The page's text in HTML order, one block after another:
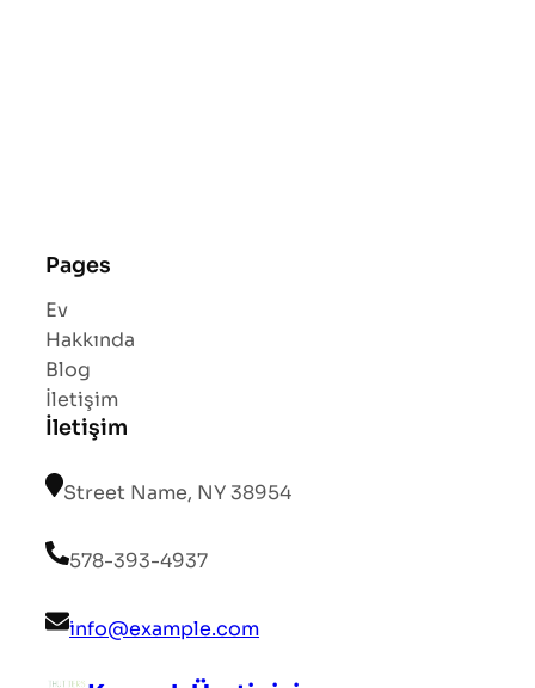
Pages
Ev
Hakkında
Blog
İletişim
İletişim
Street Name, NY 38954
578-393-4937
info@example.com